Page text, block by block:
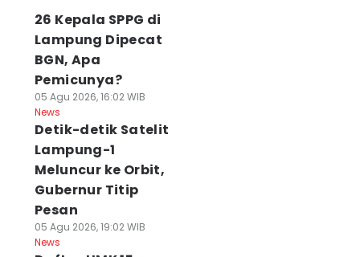
26 Kepala SPPG di
Lampung Dipecat
BGN, Apa
Pemicunya?
05 Agu 2026, 16:02 WIB
News
Detik-detik Satelit
Lampung-1
Meluncur ke Orbit,
Gubernur Titip
Pesan
05 Agu 2026, 19:02 WIB
News